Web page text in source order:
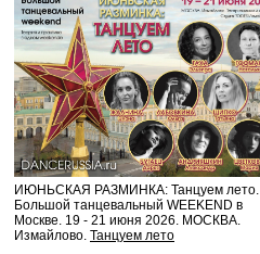
ИЮНЬСКАЯ РАЗМИНКА: Танцуем лето.
Большой танцевальный WEEKEND в
Москве. 19 - 21 июня 2026. МОСКВА.
Измайлово. Танцуем лето